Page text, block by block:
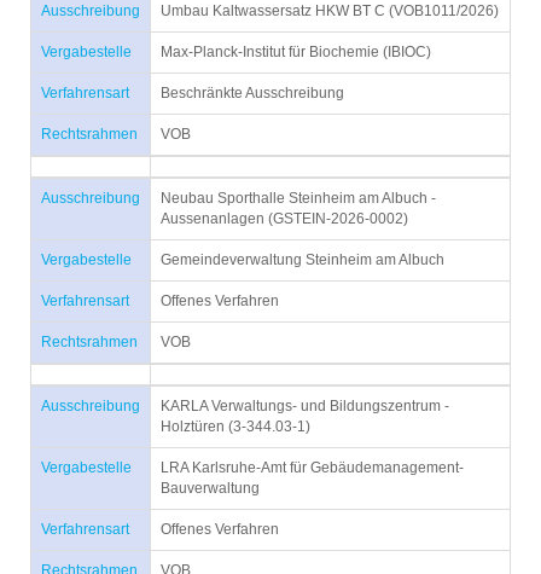
Ausschreibung Umbau Kaltwassersatz HKW BT C (VOB1011/2026)
Vergabestelle Max-Planck-Institut für Biochemie (IBIOC)
Verfahrensart Beschränkte Ausschreibung
Rechtsrahmen VOB
Ausschreibung
Neubau Sporthalle Steinheim am Albuch -
Aussenanlagen (GSTEIN-2026-0002)
Vergabestelle Gemeindeverwaltung Steinheim am Albuch
Verfahrensart Offenes Verfahren
Rechtsrahmen VOB
Ausschreibung
KARLA Verwaltungs- und Bildungszentrum -
Holztüren (3-344.03-1)
Vergabestelle
LRA Karlsruhe-Amt für Gebäudemanagement-
Bauverwaltung
Verfahrensart Offenes Verfahren
Rechtsrahmen VOB